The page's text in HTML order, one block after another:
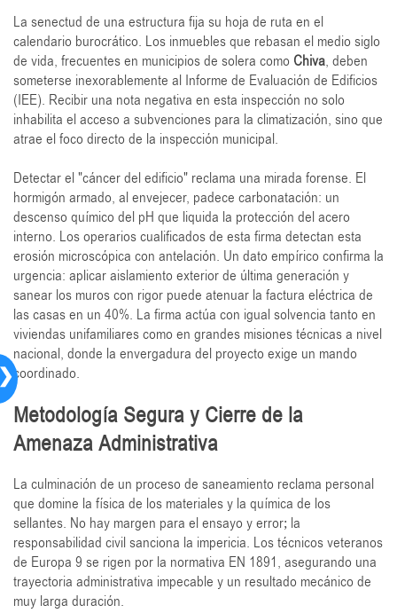
La senectud de una estructura fija su hoja de ruta en el
calendario burocrático. Los inmuebles que rebasan el medio siglo
de vida, frecuentes en municipios de solera como Chiva, deben
someterse inexorablemente al Informe de Evaluación de Edificios
(IEE). Recibir una nota negativa en esta inspección no solo
inhabilita el acceso a subvenciones para la climatización, sino que
atrae el foco directo de la inspección municipal.
Detectar el "cáncer del edificio" reclama una mirada forense. El
hormigón armado, al envejecer, padece carbonatación: un
descenso químico del pH que liquida la protección del acero
interno. Los operarios cualificados de esta firma detectan esta
erosión microscópica con antelación. Un dato empírico confirma la
urgencia: aplicar aislamiento exterior de última generación y
sanear los muros con rigor puede atenuar la factura eléctrica de
las casas en un 40%. La firma actúa con igual solvencia tanto en
viviendas unifamiliares como en grandes misiones técnicas a nivel
nacional, donde la envergadura del proyecto exige un mando
coordinado.
Metodología Segura y Cierre de la
Amenaza Administrativa
La culminación de un proceso de saneamiento reclama personal
que domine la física de los materiales y la química de los
sellantes. No hay margen para el ensayo y error; la
responsabilidad civil sanciona la impericia. Los técnicos veteranos
de Europa 9 se rigen por la normativa EN 1891, asegurando una
trayectoria administrativa impecable y un resultado mecánico de
muy larga duración.